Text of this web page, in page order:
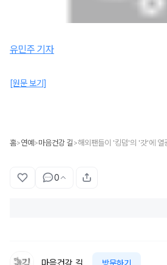
유민주 기자
[원문 보기]
홈>연예 >마음건강 길 >해외팬들이 '킹덤'의 '갓'에 열
0